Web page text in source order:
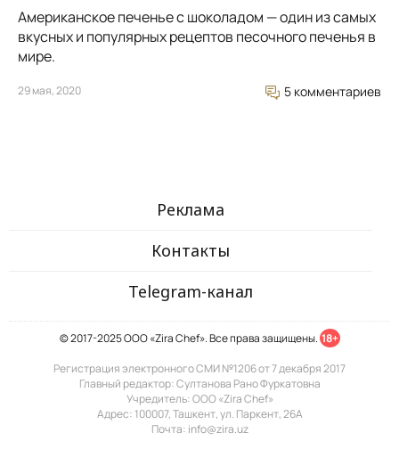
Американское печенье с шоколадом — один из самых
вкусных и популярных рецептов песочного печенья в
мире.
29 мая, 2020 5 комментариев
Реклама
Контакты
Telegram-канал
© 2017-2025 ООО «Zira Chef». Все права защищены. 18+
Регистрация электронного СМИ №1206 от 7 декабря 2017
Главный редактор: Султанова Рано Фуркатовна
Учредитель: ООО «Zira Chef»
Адрес: 100007, Ташкент, ул. Паркент, 26А
Почта: info@zira.uz